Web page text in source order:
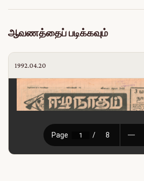
ஆவணத்தைப் படிக்கவும்
1992.04.20